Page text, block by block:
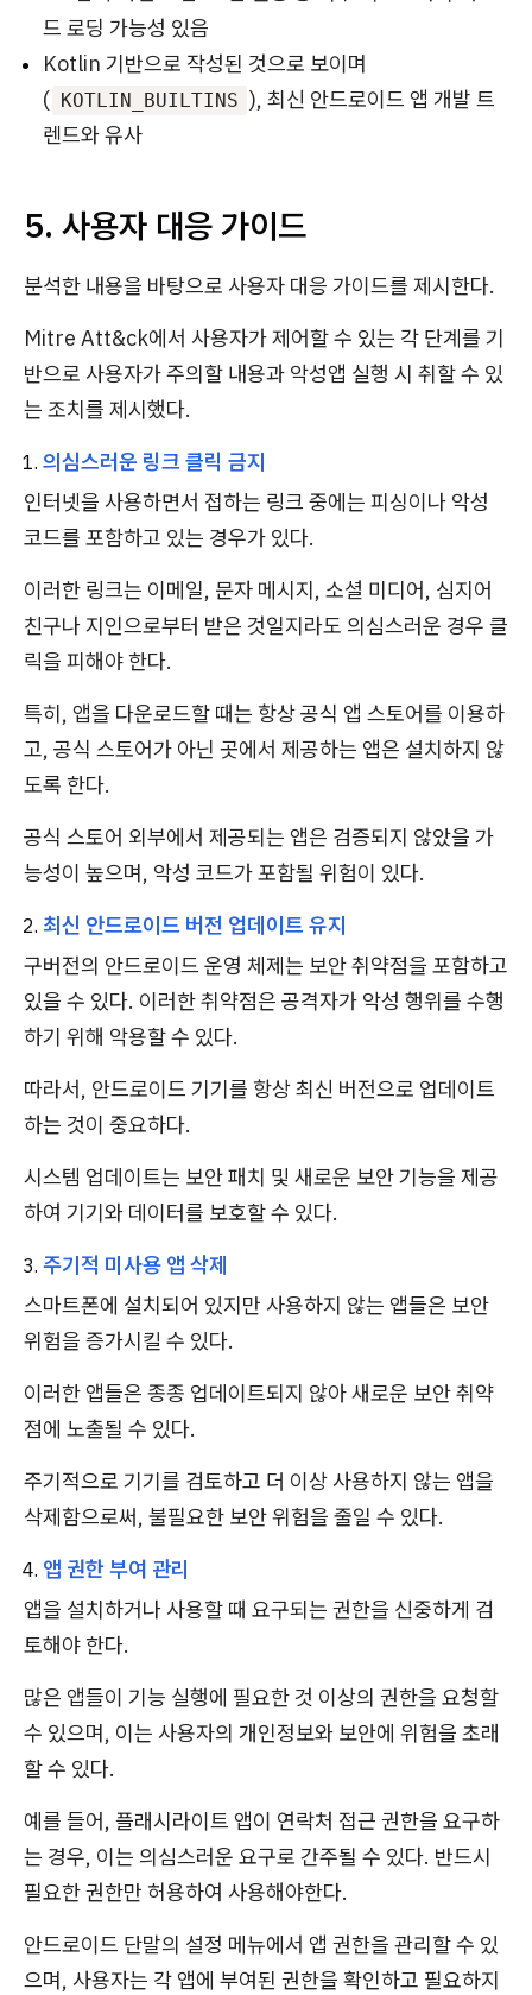
드 로딩 가능성 있음
Kotlin 기반으로 작성된 것으로 보이며
( KOTLIN_BUILTINS ), 최신 안드로이드 앱 개발 트
렌드와 유사
5. 사용자 대응 가이드
분석한 내용을 바탕으로 사용자 대응 가이드를 제시한다.
Mitre Att&ck에서 사용자가 제어할 수 있는 각 단계를 기
반으로 사용자가 주의할 내용과 악성앱 실행 시 취할 수 있
는 조치를 제시했다.
의심스러운 링크 클릭 금지
인터넷을 사용하면서 접하는 링크 중에는 피싱이나 악성
코드를 포함하고 있는 경우가 있다.
이러한 링크는 이메일, 문자 메시지, 소셜 미디어, 심지어
친구나 지인으로부터 받은 것일지라도 의심스러운 경우 클
릭을 피해야 한다.
특히, 앱을 다운로드할 때는 항상 공식 앱 스토어를 이용하
고, 공식 스토어가 아닌 곳에서 제공하는 앱은 설치하지 않
도록 한다.
공식 스토어 외부에서 제공되는 앱은 검증되지 않았을 가
능성이 높으며, 악성 코드가 포함될 위험이 있다.
최신 안드로이드 버전 업데이트 유지
구버전의 안드로이드 운영 체제는 보안 취약점을 포함하고
있을 수 있다. 이러한 취약점은 공격자가 악성 행위를 수행
하기 위해 악용할 수 있다.
따라서, 안드로이드 기기를 항상 최신 버전으로 업데이트
하는 것이 중요하다.
시스템 업데이트는 보안 패치 및 새로운 보안 기능을 제공
하여 기기와 데이터를 보호할 수 있다.
주기적 미사용 앱 삭제
스마트폰에 설치되어 있지만 사용하지 않는 앱들은 보안
위험을 증가시킬 수 있다.
이러한 앱들은 종종 업데이트되지 않아 새로운 보안 취약
점에 노출될 수 있다.
주기적으로 기기를 검토하고 더 이상 사용하지 않는 앱을
삭제함으로써, 불필요한 보안 위험을 줄일 수 있다.
앱 권한 부여 관리
앱을 설치하거나 사용할 때 요구되는 권한을 신중하게 검
토해야 한다.
많은 앱들이 기능 실행에 필요한 것 이상의 권한을 요청할
수 있으며, 이는 사용자의 개인정보와 보안에 위험을 초래
할 수 있다.
예를 들어, 플래시라이트 앱이 연락처 접근 권한을 요구하
는 경우, 이는 의심스러운 요구로 간주될 수 있다. 반드시
필요한 권한만 허용하여 사용해야한다.
안드로이드 단말의 설정 메뉴에서 앱 권한을 관리할 수 있
으며, 사용자는 각 앱에 부여된 권한을 확인하고 필요하지